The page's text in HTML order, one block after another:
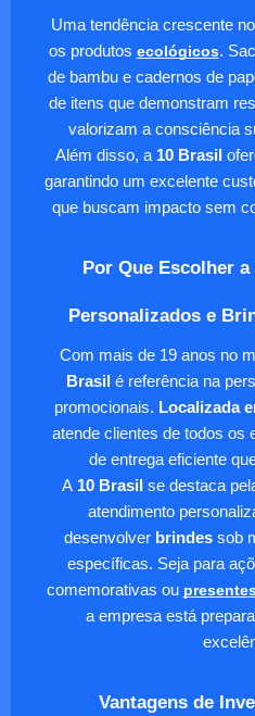
Uma tendência crescente
os produtos ecológicos.
de bambu e cadernos de
de itens que demonstram
valorizam a consciência
Além disso, a 10 Brasil
garantindo um excelente
que buscam impacto sem
Por Que Escolher
Personalizados e
Com mais de 19 anos no
Brasil é referência na
promocionais. Localizada
atende clientes de todos os
de entrega eficiente
A10 Brasilse destaca
atendimento
desenvolver brindessob
específicas. Seja para
comemorativas ou
a empresa está
Vantagens de